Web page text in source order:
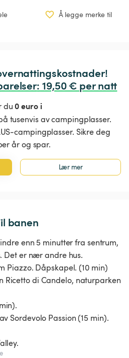
Å legge merke til
: 19,50 € per natt
du0 euro i
tusenvis av campingplasser.
campingplasser. Sikre deg
år og spar.
Lær mer
banen
enn 5 minutter fra sentrum,
Det er nær andre hus.
Piazzo. Dåpskapel. (10 min)
Ricetto di Candelo, naturparken
Sordevolo Passion (15 min).